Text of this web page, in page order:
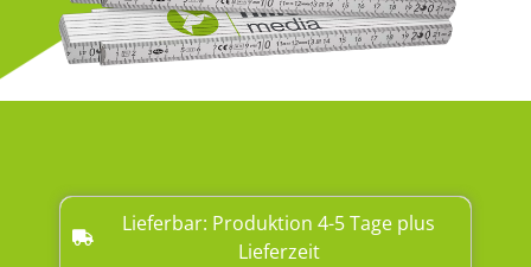
Lieferbar: Produktion 4-5 Tage plus
Lieferzeit